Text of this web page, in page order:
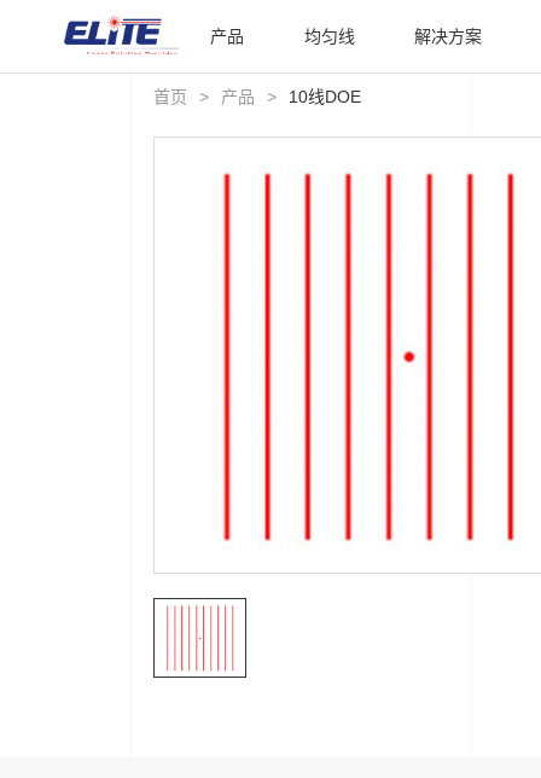
产品 均匀线 解决方案
首页 > 产品 > 10线DOE